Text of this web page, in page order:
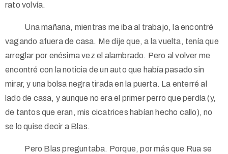
rato volvía.
Una mañana, mientras me iba al trabajo, la encontré
vagando afuera de casa. Me dije que, a la vuelta, tenía que
arreglar por enésima vez el alambrado. Pero al volver me
encontré con la noticia de un auto que había pasado sin
mirar, y una bolsa negra tirada en la puerta. La enterré al
lado de casa, y aunque no era el primer perro que perdía (y,
de tantos que eran, mis cicatrices habían hecho callo), no
se lo quise decir a Blas.
Pero Blas preguntaba. Porque, por más que Rua se